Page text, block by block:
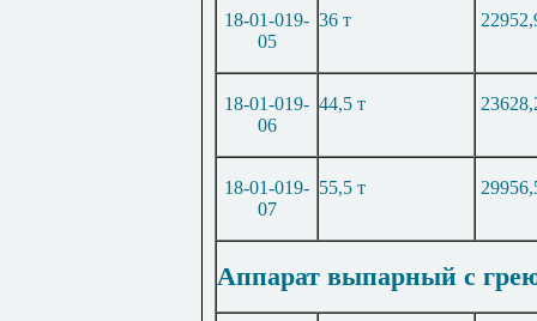
18-01-019-
05
36 т
18-01-019-
06
44,5 т
18-01-019-
07
55,5 т
Аппарат выпарный с